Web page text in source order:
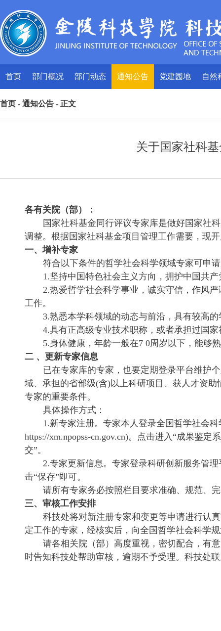
首页 部门概况 部门动态 通知公告 党建园地 自然
首页 - 通知公告 - 正文
关于国家社科
各有关院（部）：
国家社科基金同行评议专家库是做好国家社
调整。根据国家社科基金项目管理工作需要，现
一、增补专家
符合以下条件的哲学社会科学领域专家可申
1.坚持中国特色社会主义方向，拥护中国共
2.热爱哲学社会科学事业，诚实守信，作风
工作。
3.熟悉本学科领域的动态与前沿，具有较高
4.具有正高级专业技术职称，或者承担过国
5.身体健康，年龄一般在7 0周岁以下，能够
二 、更新专家信息
已在专家库的专家，也要定期登录平台维护
域、承担的省部级(含)以上科研项目、获人才资
专家的重要条件。
具体操作方式：
1.新专家注册。专家本人登录全国哲学社会
https://xm.npopss-cn.gov.cn)。点击进入“成果鉴
交”。
2.专家更新信息。专家登录科研创新服务管
击“保存”即可。
请所有专家务必按照栏目要求准确、规范、
三、审核工作安排
科技处将对新注册专家和变更等申请进行认
定工作的专家，经核实后，向全国哲学社会科学
请各相关院（部）高度重视，密切配合，有
时告知科技处帮助审核，逾期不予受理。科技处